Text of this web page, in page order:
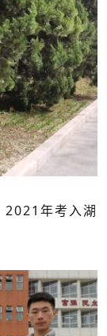
2021 年考入湖